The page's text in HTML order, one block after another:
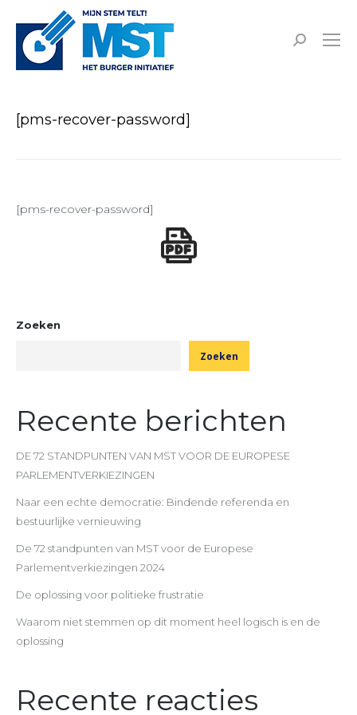
Zoeken:
[pms-recover-password]
[pms-recover-password]
Zoeken
Zoeken
Recente berichten
DE 72 STANDPUNTEN VAN MST VOOR DE EUROPESE
PARLEMENTVERKIEZINGEN
Naar een echte democratie: Bindende referenda en
bestuurlijke vernieuwing
De 72 standpunten van MST voor de Europese
Parlementverkiezingen 2024
De oplossing voor politieke frustratie
Waarom niet stemmen op dit moment heel logisch is en de
oplossing
Recente reacties